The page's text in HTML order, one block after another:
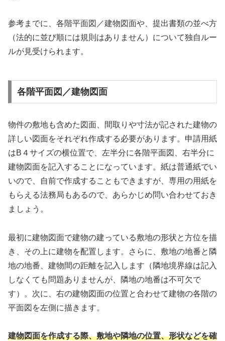
参考までに、各階平面図／建物図面や、提出書類の並べ方
（法的に並び順には規則はありません）について独自ルー
ルが見受けられます。
各階平面図／建物図面
物件の敷地も含めた図面、間取りや寸法が記された建物の
詳しい図面をそれぞれ作成する必要があります。申請用紙
はB４サイズの横位置で、左半分に各階平面図、右半分に
建物図面を記入することになっています。紙は普通紙でい
いので、自前で作成することもできますが、専用の用紙を
もらえる法務局もあるので、あらかじめ問い合わせておき
ましょう。
最初に建物図面で建物の建っている敷地の形状と方位を描
き、その上に建物を配置します。さらに、敷地の地番と隣
地の地番、建物間の距離を記入します（隣地境界線は記入
しなくても問題ありませんが、隣地の地番は不可欠で
す）。次に、右の建物図面の位置と合わせて建物の各階の
平面図を左側に描きます。
建物図面を作成する際、敷地や隣地の位置、形状などを確